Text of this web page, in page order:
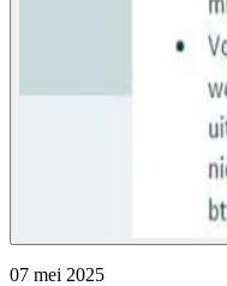
07 mei 2025